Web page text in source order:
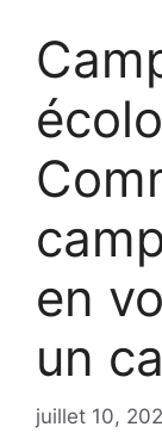
en
un
juillet 10,